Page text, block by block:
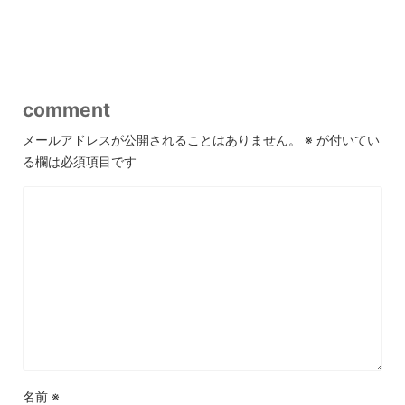
comment
メールアドレスが公開されることはありません。 ※ が付いてい
る欄は必須項目です
名前 ※